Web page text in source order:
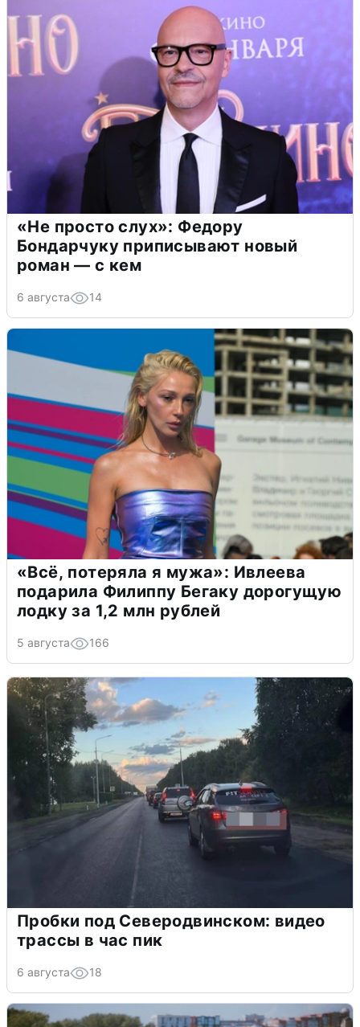
«Не просто слух»: Федору
Бондарчуку приписывают новый
роман — с кем
6 августа 14
«Всё, потеряла я мужа»: Ивлеева
подарила Филиппу Бегаку дорогущую
лодку за 1,2 млн рублей
5 августа 166
Пробки под Северодвинском: видео
трассы в час пик
6 августа 18